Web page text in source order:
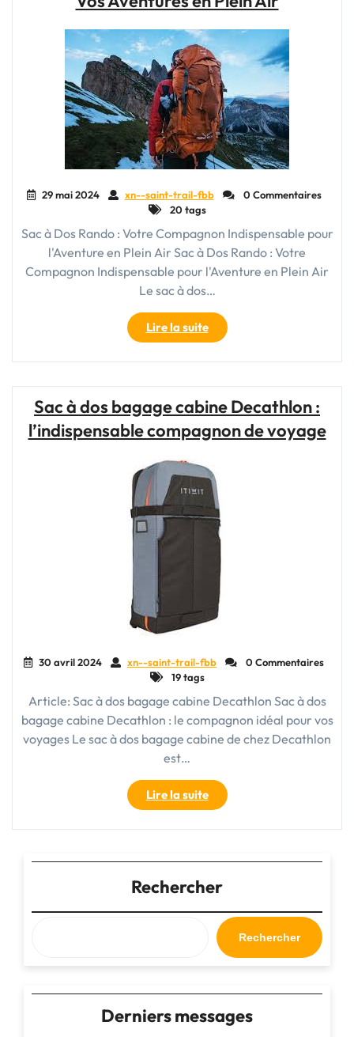
Compagnon
de
Voyage
Idéal"
29 mai 2024 xn--saint-trail-fbb
0 Commentaires
20 tags
Sac à Dos Rando : Votre Compagnon Indispensable pour
l'Aventure en Plein Air Sac à Dos Rando : Votre
Compagnon Indispensable pour l'Aventure en Plein Air
Le sac à dos…
Lire la suite"Choisir
le
Sac
Rando
Parfait
Vos
Aventures
en
Plein
Air"
Sac à dos bagage cabine Decathlon :
l’indispensable compagnon de voyage
30 avril 2024 xn--saint-trail-fbb
0 Commentaires
19 tags
Article: Sac à dos bagage cabine Decathlon Sac à dos
bagage cabine Decathlon : le compagnon idéal pour vos
voyages Le sac à dos bagage cabine de chez Decathlon
est…
Lire la suite"Sac
à
dos
cabine
Decathlon
:
l’indispensable
compagnon
de
Rechercher
Rechercher
Derniers messages